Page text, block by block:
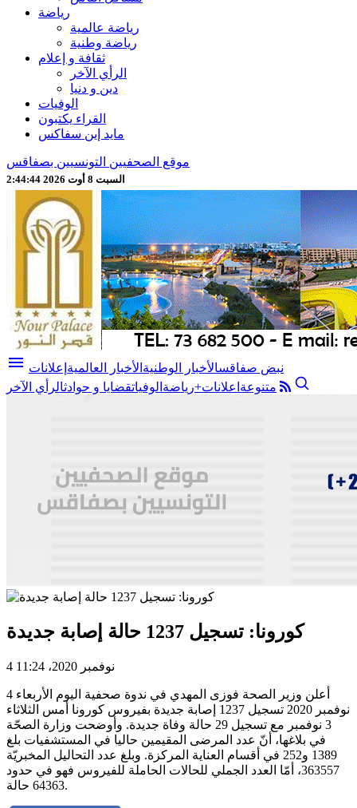
رياضة
رياضة عالمية
رياضة وطنية
ثقافة و إعلام
الرأي الآخر
دين و دنيا
الوفيات
القراء يكتبون
مايد إين سفاكس
موقع الصحفيين التونسيين بصفاقس
السبت 8 أوت 2026 2:44:46
menu نبض صفاقسالأخبار الوطنية الأخبار العالمية إعلانات
متنوعة اعلانات+رياضة الوفياتقضايا و حوادثالرأي الآخر
كورونا: تسجيل 1237 حالة إصابة جديدة
4 نوفمبر 2020، 11:24
أعلن وزير الصحة فوزى المهدي في ندوة صحفية اليوم الأربعاء 4
نوفمبر 2020 تسجيل 1237 إصابة جديدة بفيروس كورونا أمس الثلاثاء
3 نوفمبر مع تسجيل 29 حالة وفاة جديدة. وأوضحت وزارة الصحّة
في بلاغها، أنّ عدد المرضى المقيمين حاليا في المستشفيات بلغ
1389 و252 في أقسام العناية المركزة. وبلغ عدد التحاليل المخبريّة
363557، أمّا العدد الجملي للحالات الحاملة للفيروس فهو في حدود
64363 حالة.